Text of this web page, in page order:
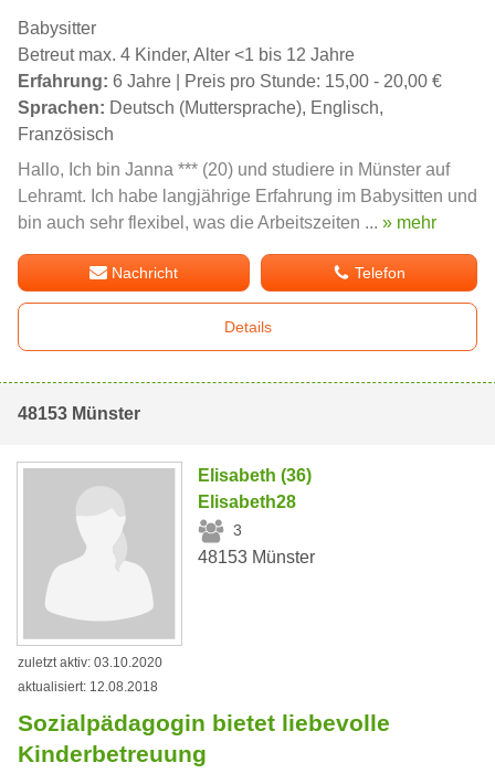
Babysitter
Betreut max. 4 Kinder, Alter <1 bis 12 Jahre
Erfahrung: 6 Jahre | Preis pro Stunde: 15,00 - 20,00 €
Sprachen: Deutsch (Muttersprache), Englisch,
Französisch
Hallo, Ich bin Janna *** (20) und studiere in Münster auf
Lehramt. Ich habe langjährige Erfahrung im Babysitten und
bin auch sehr flexibel, was die Arbeitszeiten ... » mehr
Nachricht Telefon
Details
48153 Münster
Elisabeth (36)
Elisabeth28
3
48153 Münster
zuletzt aktiv: 03.10.2020
aktualisiert: 12.08.2018
Sozialpädagogin bietet liebevolle
Kinderbetreuung